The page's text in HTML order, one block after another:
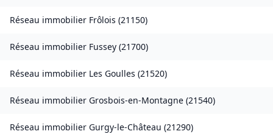
Réseau immobilier Frôlois (21150)
Réseau immobilier Fussey (21700)
Réseau immobilier Les Goulles (21520)
Réseau immobilier Grosbois-en-Montagne (21540)
Réseau immobilier Gurgy-le-Château (21290)